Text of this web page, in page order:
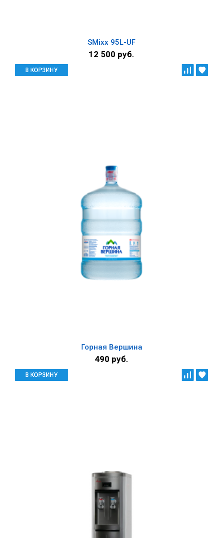
SMixx 95L-UF
12 500 руб.
В КОРЗИНУ
Горная Вершина
490 руб.
В КОРЗИНУ